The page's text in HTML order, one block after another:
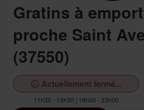
Gratins à
proche Saint
(37550)
Actuellement fermé...
11h30 - 13h30 | 18h00 - 23h00